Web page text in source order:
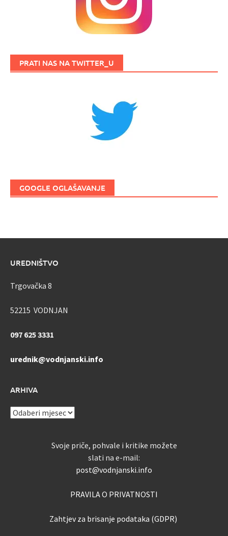
PRATI NAS NA TWITTER_U
GOOGLE OGLAŠAVANJE
UREDNIŠTVO
Trgovačka 8
52215 VODNJAN
097 625 3331
urednik@vodnjanski.info
ARHIVA
ARHIVA
Svoje priče, pohvale i kritike možete
slati na e-mail:
post@vodnjanski.info
PRAVILA O PRIVATNOSTI
Zahtjev za brisanje podataka (GDPR)